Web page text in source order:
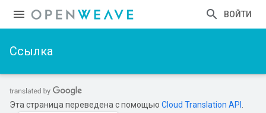
ВОЙТИ
Ссылка
Эта страница переведена с помощью Cloud Translation API